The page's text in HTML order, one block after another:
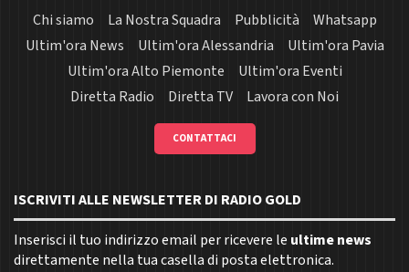
Chi siamo La Nostra Squadra Pubblicità
Whatsapp
Ultim'ora News
Ultim'ora Alessandria
Ultim'ora Pavia
Ultim'ora Alto Piemonte
Ultim'ora Eventi
Diretta Radio
Diretta TV Lavora con Noi
CONTATTACI
ISCRIVITI ALLE NEWSLETTER DI RADIO GOLD
Inserisci il tuo indirizzo email per ricevere le ultime news
direttamente nella tua casella di posta elettronica.